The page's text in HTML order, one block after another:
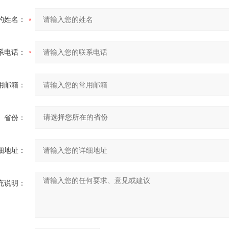
姓名：
电话：
邮箱：
省份：
地址：
说明：